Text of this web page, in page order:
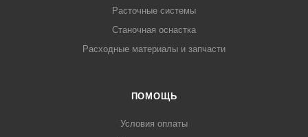
Расточные системы
Станочная оснастка
Расходные материалы и запчасти
ПОМОЩЬ
Условия оплаты